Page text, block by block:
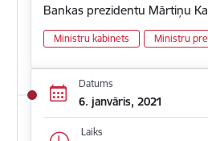
Bankas prezidentu Mārtiņu
Ministru kabinets Ministru
Datums
6. janvāris, 2021
Laiks